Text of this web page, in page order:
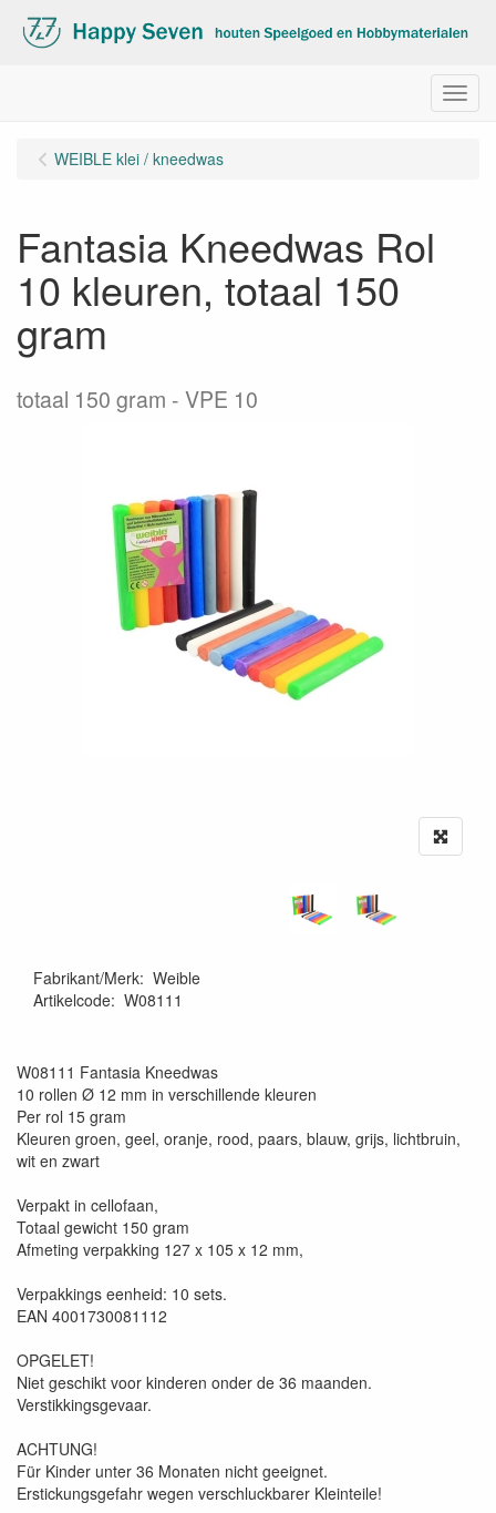
Menu
WEIBLE klei / kneedwas
Fantasia Kneedwas Rol
10 kleuren, totaal 150
gram
totaal 150 gram - VPE 10
Fabrikant/Merk: Weible
Artikelcode: W08111
W08111 Fantasia Kneedwas
10 rollen Ø 12 mm in verschillende kleuren
Per rol 15 gram
Kleuren groen, geel, oranje, rood, paars, blauw, grijs, lichtbruin,
wit en zwart
Verpakt in cellofaan,
Totaal gewicht 150 gram
Afmeting verpakking 127 x 105 x 12 mm,
Verpakkings eenheid: 10 sets.
EAN 4001730081112
OPGELET!
Niet geschikt voor kinderen onder de 36 maanden.
Verstikkingsgevaar.
ACHTUNG!
Für Kinder unter 36 Monaten nicht geeignet.
Erstickungsgefahr wegen verschluckbarer Kleinteile!